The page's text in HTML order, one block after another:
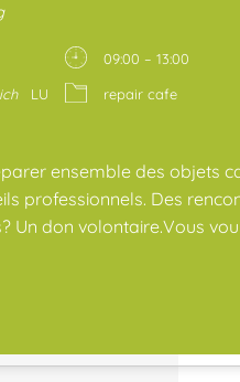
09:00 – 13:00
LU
repair cafe
ensemble des objets
professionnels. Des
Un don volontaire.Vous